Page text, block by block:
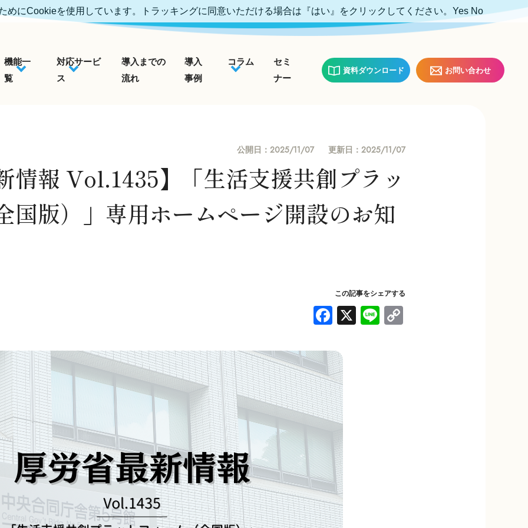
機能一
覧
対応サービ
ス
導入までの
流れ
導入
事例
コラム
セミ
ナー
資料ダウンロード お問い合わせ
公開日： 2025/11/07 更新日： 2025/11/07
情報 Vol.1435】「生活支援共創プラッ
国版）」専用ホームページ開設のお知
この記事をシェアする
F
c
e
b
o
o
k
X Li
にCookieを使用しています。トラッキングに同意いただける場合は『はい』をクリックしてください。 Yes No